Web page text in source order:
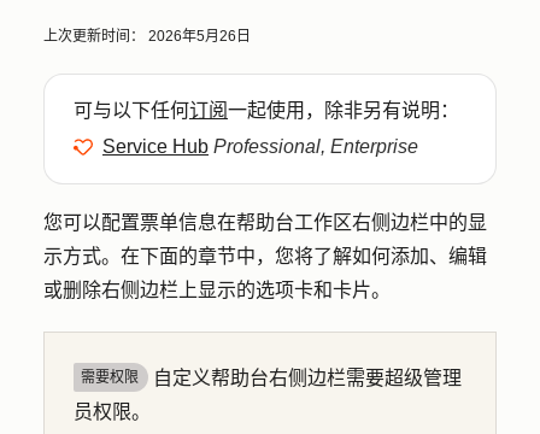
上次更新时间： 2026年5月26日
可与以下任何订阅一起使用，除非另有说明：
Service Hub Professional, Enterprise
您可以配置票单信息在帮助台工作区右侧边栏中的显
示方式。在下面的章节中，您将了解如何添加、编辑
或删除右侧边栏上显示的选项卡和卡片。
需要权限
自定义帮助台右侧边栏需要超级管理
员权限。